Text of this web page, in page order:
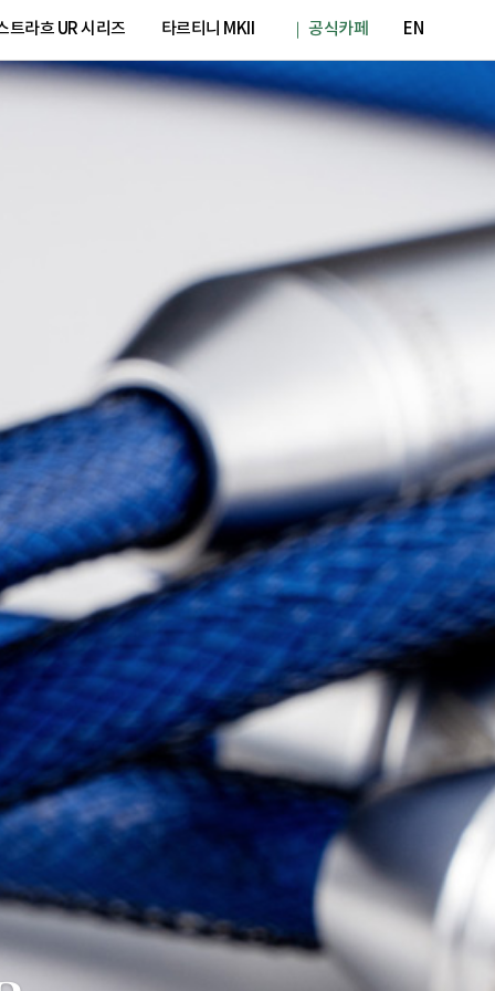
트라흐 UR 시리즈 타르티니 MKII ｜ 공식카페 EN